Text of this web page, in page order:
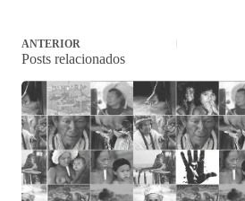
ANTERIOR
Posts relacionados